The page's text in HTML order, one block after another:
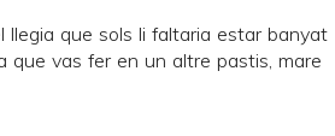
que sols li faltaria estar banyat
que vas fer en un altre pastis, mare